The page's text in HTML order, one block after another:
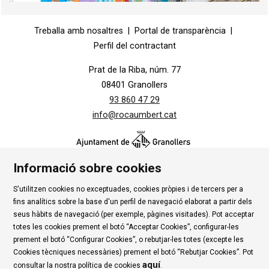
Treballa amb nosaltres
Portal de transparència
Perfil del contractant
Prat de la Riba, núm. 77
08401 Granollers
93 860 47 29
info@rocaumbert.cat
Contacte | Instància Genèrica | Alta Tercers
|
Ús de Cookies
| Política de privadesa | Avís Legal
|
Condicions d'ús Roca Umbert
Link a rssLink a instagramLink a youtubeLink a twitter
Link
Informació sobre cookies
S'utilitzen cookies no exceptuades, cookies pròpies i de tercers per a
fins analítics sobre la base d'un perfil de navegació elaborat a partir dels
seus hàbits de navegació (per exemple, pàgines visitades). Pot acceptar
totes les cookies prement el botó “Acceptar Cookies”, configurar-les
prement el botó “Configurar Cookies”, o rebutjar-les totes (excepte les
Cookies tècniques necessàries) prement el botó “Rebutjar Cookies”. Pot
consultar la nostra política de cookies aquí.